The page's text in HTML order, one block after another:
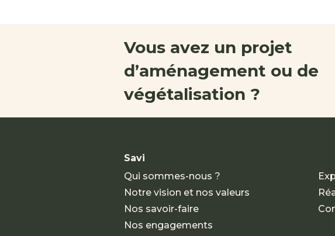
Vous avez un projet
d’aménagement ou de
végétalisation ?
Savi
Qui sommes-nous ?
Notre vision et nos valeurs
Nos savoir-faire
Nos engagements